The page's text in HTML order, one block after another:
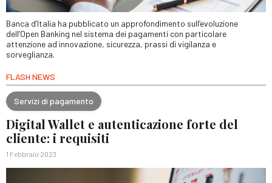
Banca d’Italia ha pubblicato un approfondimento sull’evoluzione
dell’Open Banking nel sistema dei pagamenti con particolare
attenzione ad innovazione, sicurezza, prassi di vigilanza e
sorveglianza.
FLASH NEWS
Servizi di pagamento
Digital Wallet e autenticazione forte del
cliente: i requisiti
1 Febbraio 2023